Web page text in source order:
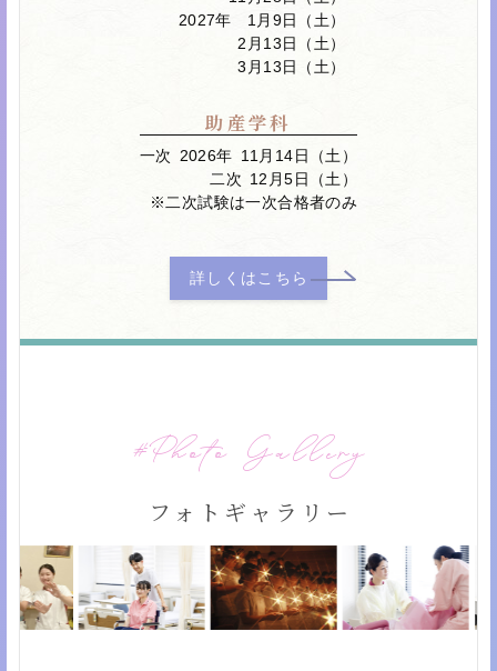
2027年
1月9日（土）
2月13日（土）
3月13日（土）
助産学科
一次 2026年 11月14日（土）
二次 12月5日（土）
※二次試験は一次合格者のみ
詳しくはこちら
フォトギャラリー
Photo Gallery